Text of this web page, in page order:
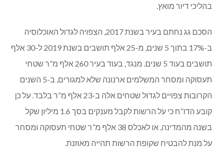
בהליכי דיור מואץ.
הסכם גג נחתם בעיר בשנת 2017, הצפויה לגדול האוכלוסיה
ב-17% בתוך 5 שנים, מ-25 אלף תושבים בשנת 2019 ל-30 אלף
תושבים בעוד 5 שנים. מנגד, בעוד בעיר 260 אלף מ”ר שטחי
תעסוקה ומסחר המשלמים ארנונה שלא למגורים, ב-5 השנים
הקרובות צפויים לגדול שטחים אלה ב-23 אלף מ”ר בלבד. על כן
קובע הדו”ח כי על הרשות לקבל מענקים בסך 1.6 מיליון שקל
בשנה מהמדינה, או לאכלס 38 אלף מ”ר שטחי תעסוקה ומסחר
על מנת להבטיח שקופת הרשות תהייה מאוזנת.